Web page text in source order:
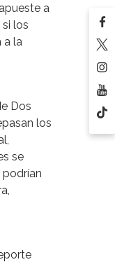
a
los
a la
Dos
los
se
podrían